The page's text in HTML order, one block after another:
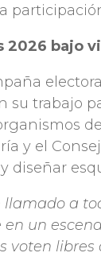
2026 bajo
su trabajo
y el
diseñar
llamado a
en un
voten libres